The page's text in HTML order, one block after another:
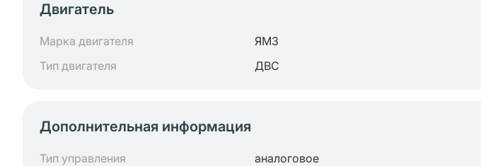
Двигатель
Марка двигателя ЯМЗ
Тип двигателя
ДВС
Дополнительная информация
Тип управления аналоговое